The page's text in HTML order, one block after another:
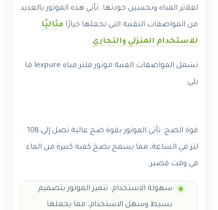
لفلاتر المياه وتحسين جودتها. تأتي هذه الموتور بالعديد
من المواصفات التقنية التي تجعلها خيارًا مثاليًا
للاستخدام المنزلي والتجاري.
تشمل المواصفات الفنية موتور فلتر مياه lexpure ما
يلي:
قوة الضخ: تأتي الموتور بقوة ضخ عالية تصل إلى 108
لتر في الساعة، مما يسمح بضخ كمية كبيرة من الماء
في وقت قصير.
سهولة الاستخدام: تتميز الموتور بتصميم
بسيط وسهل الاستخدام، مما يجعلها